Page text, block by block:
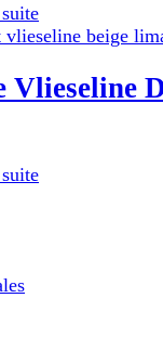
Vlieseline